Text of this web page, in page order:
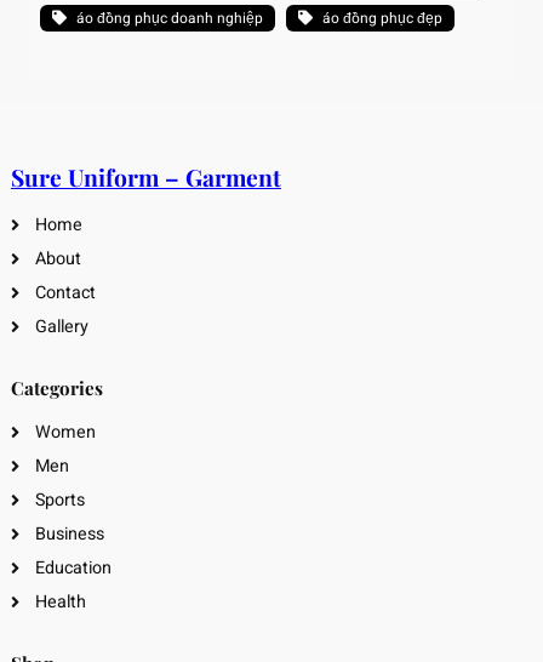
áo đồng phục doanh nghiệp
áo đồng phục đẹp
Sure Uniform – Garment
Home
About
Contact
Gallery
Categories
Women
Men
Sports
Business
Education
Health